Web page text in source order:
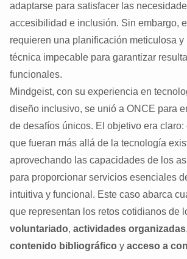
adaptarse para satisfacer las
accesibilidad e inclusión. Sin embargo,
requieren una planificación meticulosa y
técnica impecable para garantizar
funcionales.
Mindgeist, con su experiencia en
diseño inclusivo, se unió a ONCE para
de desafíos únicos. El objetivo era
que fueran más allá de la tecnología
aprovechando las capacidades de los
para proporcionar servicios esenciales
intuitiva y funcional. Este caso abarca
que representan los retos cotidianos de
voluntariado, actividades organizadas,
contenido bibliográfico y acceso a